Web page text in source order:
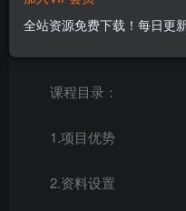
课程目录：
1.项目优势
2.资料设置
全站资源免费下载！每日更